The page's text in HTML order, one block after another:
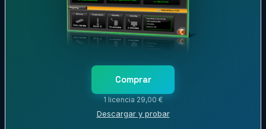
Comprar
1 licencia 29,00 €
Descargar y probar